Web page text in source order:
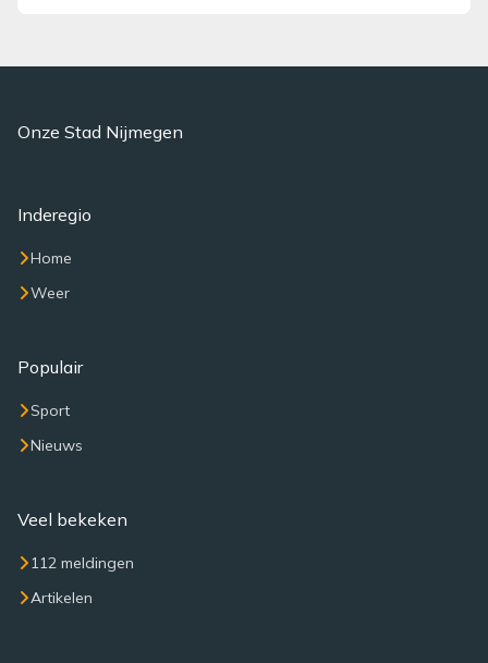
Onze Stad Nijmegen
Inderegio
Home
Weer
Populair
Sport
Nieuws
Veel bekeken
112 meldingen
Artikelen